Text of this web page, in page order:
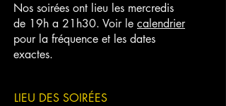
Nos soirées ont lieu les mercredis
de 19h a 21h30. Voir le calendrier
pour la fréquence et les dates
exactes.
LIEU DES SOIRÉES